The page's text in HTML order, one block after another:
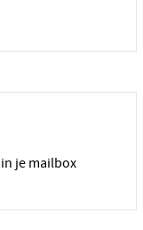
je mailbox